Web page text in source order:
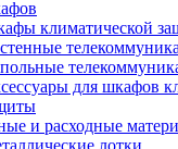
климатической
для шкафов
и расходные
лотки